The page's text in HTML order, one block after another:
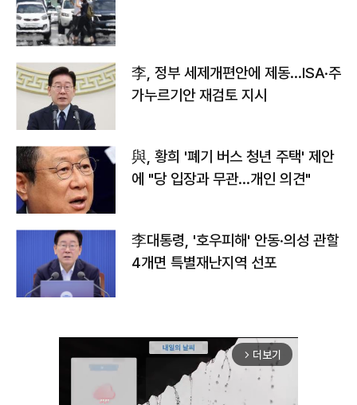
李, 정부 세제개편안에 제동…ISA·주
가누르기안 재검토 지시
與, 황희 '폐기 버스 청년 주택' 제안
에 "당 입장과 무관…개인 의견"
李대통령, '호우피해' 안동·의성 관할
4개면 특별재난지역 선포
arrow_forward_ios 더보기